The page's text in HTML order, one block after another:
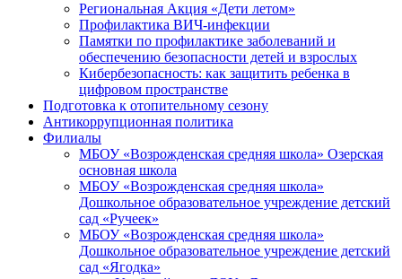
Региональная Акция «Дети летом»
Профилактика ВИЧ-инфекции
Памятки по профилактике заболеваний и
обеспечению безопасности детей и взрослых
Кибербезопасность: как защитить ребенка в
цифровом пространстве
Подготовка к отопительному сезону
Антикоррупционная политика
Филиалы
МБОУ «Возрожденская средняя школа» Озерская
основная школа
МБОУ «Возрожденская средняя школа»
Дошкольное образовательное учреждение детский
сад «Ручеек»
МБОУ «Возрожденская средняя школа»
Дошкольное образовательное учреждение детский
сад «Ягодка»